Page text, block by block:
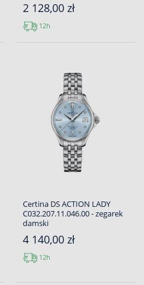
2 128,00 zł
12h
Certina DS ACTION LADY
C032.207.11.046.00 - zegarek
damski
4 140,00 zł
12h